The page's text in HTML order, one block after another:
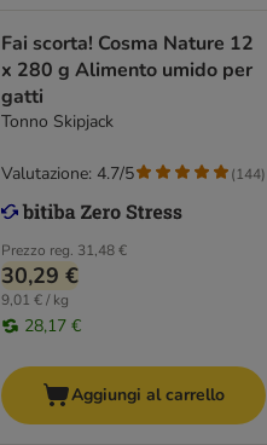
Fai scorta! Cosma Nature 12
x 280 g Alimento umido per
gatti
Tonno Skipjack
Prezzo reg. 31,48 €
30,29 €
9,01 € / kg
28,17 €
Valutazione: 4.7/5 (144)
Aggiungi al carrello